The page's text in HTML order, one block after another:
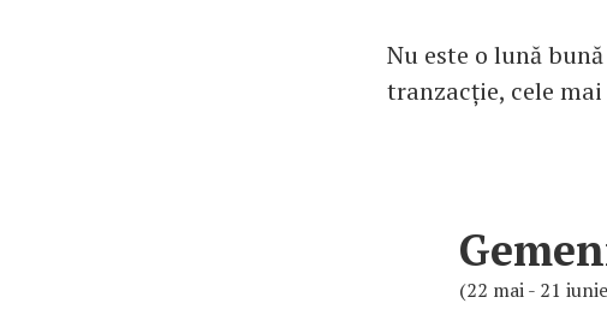
Nu este o lună
tranzacție, cele
(22 mai - 21